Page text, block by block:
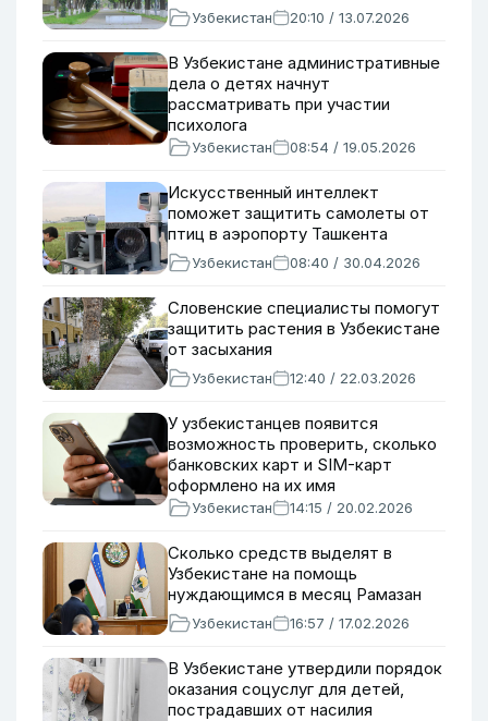
Узбекистан 20:10 / 13.07.2026
В Узбекистане административные
дела о детях начнут
рассматривать при участии
психолога
Узбекистан 08:54 / 19.05.2026
Искусственный интеллект
поможет защитить самолеты от
птиц в аэропорту Ташкента
Узбекистан 08:40 / 30.04.2026
Словенские специалисты помогут
защитить растения в Узбекистане
от засыхания
Узбекистан 12:40 / 22.03.2026
У узбекистанцев появится
возможность проверить, сколько
банковских карт и SIM-карт
оформлено на их имя
Узбекистан 14:15 / 20.02.2026
Сколько средств выделят в
Узбекистане на помощь
нуждающимся в месяц Рамазан
Узбекистан 16:57 / 17.02.2026
В Узбекистане утвердили порядок
оказания соцуслуг для детей,
пострадавших от насилия